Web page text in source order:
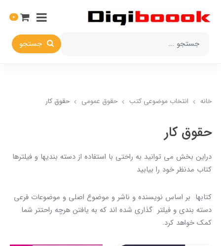
جستجو
0
خانه انتخاب​ موضوعي​ کتب حقوق عمومی حقوق کار
حقوق کار
دراين بخش مي توانيد به راحتي با استفاده از دسته بنديها و فيلترها
کتاب مدنظر خود را بيابيد
کتابها بر اساس نويسنده و ناشر و موضوع اصلي و موضوعات فرعي
دسته بندي و فيلتر گذاري شده اند که به يافتن هرچه راحتتر شما
کمک خواهد کرد.